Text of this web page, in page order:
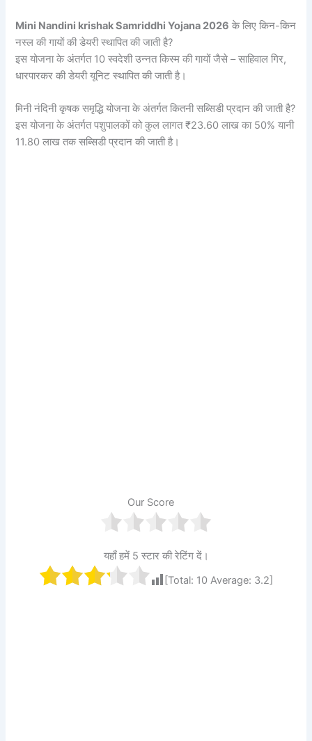
Mini Nandini krishak Samriddhi Yojana 2026 के लिए किन-किन
नस्ल की गायों की डेयरी स्थापित की जाती है?
इस योजना के अंतर्गत 10 स्वदेशी उन्नत किस्म की गायों जैसे – साहिवाल गिर,
धारपारकर की डेयरी यूनिट स्थापित की जाती है।
मिनी नंदिनी कृषक समृद्धि योजना के अंतर्गत कितनी सब्सिडी प्रदान की जाती है?
इस योजना के अंतर्गत पशुपालकों को कुल लागत ₹23.60 लाख का 50% यानी
11.80 लाख तक सब्सिडी प्रदान की जाती है।
Our Score
यहाँ हमें 5 स्टार की रेटिंग दें।
[Total: 10 Average: 3.2